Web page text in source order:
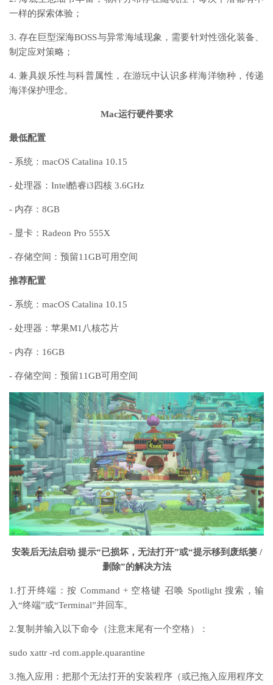
一样的探索体验；
3. 存在巨型深海BOSS与异常海域现象，需要针对性强化装备、
制定应对策略；
4. 兼具娱乐性与科普属性，在游玩中认识多样海洋物种，传递
海洋保护理念。
Mac运行硬件要求
最低配置
- 系统：macOS Catalina 10.15
- 处理器：Intel酷睿i3四核 3.6GHz
- 内存：8GB
- 显卡：Radeon Pro 555X
- 存储空间：预留11GB可用空间
推荐配置
- 系统：macOS Catalina 10.15
- 处理器：苹果M1八核芯片
- 内存：16GB
- 存储空间：预留11GB可用空间
安装后无法启动 提示“已损坏，无法打开”或“提示移到废纸篓 /
删除”的解决方法
1.打开终端：按 Command + 空格键 召唤 Spotlight 搜索，输
入“终端”或“Terminal”并回车。
2.复制并输入以下命令（注意末尾有一个空格）：
sudo xattr -rd com.apple.quarantine
3.拖入应用：把那个无法打开的安装程序（或已拖入应用程序文